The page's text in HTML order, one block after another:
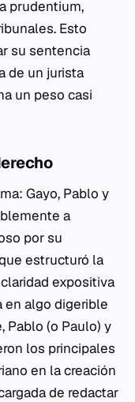
prudentium,
Esto
su sentencia
de un jurista
un peso casi
Gayo, Pablo y
a
por su
estructuró la
expositiva
en algo digerible
Pablo (o Paulo) y
los principales
en la creación
de redactar